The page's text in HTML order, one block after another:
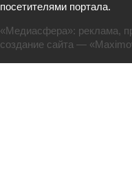
посетителями портала.
«Медиасфера»: реклама,
создание сайта —